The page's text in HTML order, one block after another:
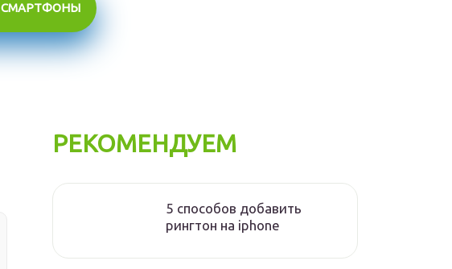
СМАРТФОНЫ
РЕКОМЕНДУЕМ
5 способов добавить
рингтон на iphone